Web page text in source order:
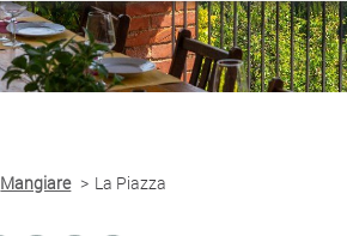
Mangiare > La Piazza